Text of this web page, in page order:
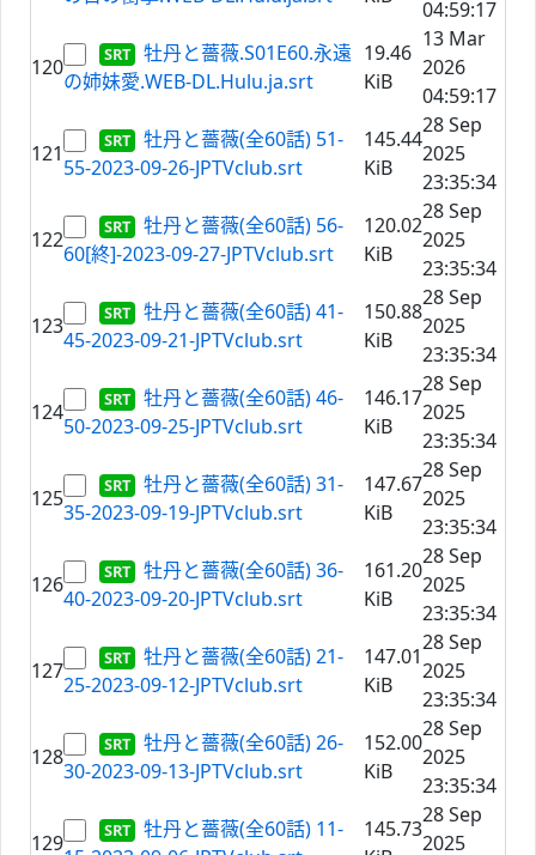
04:59:17
120
牡丹と薔薇.S01E60.永遠
の姉妹愛.WEB-DL.Hulu.ja.srt
19.46
KiB
13 Mar
2026
04:59:17
121
牡丹と薔薇(全60話) 51-
55-2023-09-26-JPTVclub.srt
145.44
KiB
28 Sep
2025
23:35:34
122
牡丹と薔薇(全60話) 56-
60[終]-2023-09-27-JPTVclub.srt
120.02
KiB
28 Sep
2025
23:35:34
123
牡丹と薔薇(全60話) 41-
45-2023-09-21-JPTVclub.srt
150.88
KiB
28 Sep
2025
23:35:34
124
牡丹と薔薇(全60話) 46-
50-2023-09-25-JPTVclub.srt
146.17
KiB
28 Sep
2025
23:35:34
125
牡丹と薔薇(全60話) 31-
35-2023-09-19-JPTVclub.srt
147.67
KiB
28 Sep
2025
23:35:34
126
牡丹と薔薇(全60話) 36-
40-2023-09-20-JPTVclub.srt
161.20
KiB
28 Sep
2025
23:35:34
127
牡丹と薔薇(全60話) 21-
25-2023-09-12-JPTVclub.srt
147.01
KiB
28 Sep
2025
23:35:34
128
牡丹と薔薇(全60話) 26-
30-2023-09-13-JPTVclub.srt
152.00
KiB
28 Sep
2025
23:35:34
129
牡丹と薔薇(全60話) 11-
145.73
28 Sep
2025